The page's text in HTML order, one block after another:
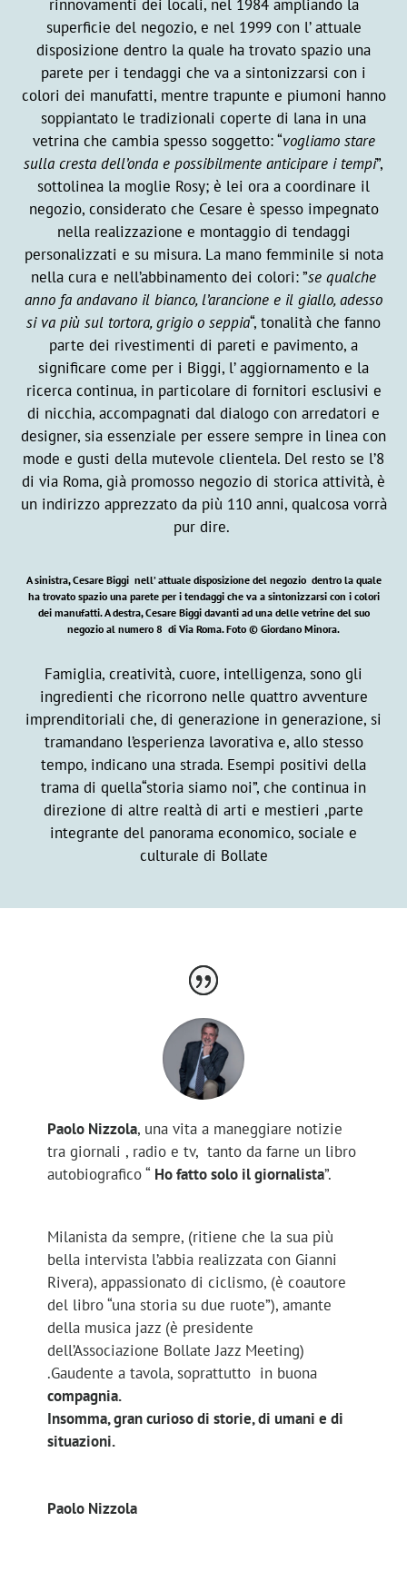
rinnovamenti dei locali, nel 1984 ampliando la
superficie del negozio, e nel 1999 con l’ attuale
disposizione dentro la quale ha trovato spazio una
parete per i tendaggi che va a sintonizzarsi con i
colori dei manufatti, mentre trapunte e piumoni hanno
soppiantato le tradizionali coperte di lana in una
vetrina che cambia spesso soggetto: “vogliamo stare
sulla cresta dell’onda e possibilmente anticipare i tempi”,
sottolinea la moglie Rosy; è lei ora a coordinare il
negozio, considerato che Cesare è spesso impegnato
nella realizzazione e montaggio di tendaggi
personalizzati e su misura. La mano femminile si nota
nella cura e nell’abbinamento dei colori: ”se qualche
anno fa andavano il bianco, l’arancione e il giallo, adesso
si va più sul tortora, grigio o seppia“, tonalità che fanno
parte dei rivestimenti di pareti e pavimento, a
significare come per i Biggi, l’ aggiornamento e la
ricerca continua, in particolare di fornitori esclusivi e
di nicchia, accompagnati dal dialogo con arredatori e
designer, sia essenziale per essere sempre in linea con
mode e gusti della mutevole clientela. Del resto se l’8
di via Roma, già promosso negozio di storica attività, è
un indirizzo apprezzato da più 110 anni, qualcosa vorrà
pur dire.
A sinistra, Cesare Biggi nell’ attuale disposizione del negozio dentro la quale
ha trovato spazio una parete per i tendaggi che va a sintonizzarsi con i colori
dei manufatti. A destra, Cesare Biggi davanti ad una delle vetrine del suo
negozio al numero 8 di Via Roma.Foto © Giordano Minora.
Famiglia, creatività, cuore, intelligenza, sono gli
ingredienti che ricorrono nelle quattro avventure
imprenditoriali che, di generazione in generazione, si
tramandano l’esperienza lavorativa e, allo stesso
tempo, indicano una strada. Esempi positivi della
trama di quella“storia siamo noi”, che continua in
direzione di altre realtà di arti e mestieri ,parte
integrante del panorama economico, sociale e
culturale di Bollate
Paolo Nizzola, una vita a maneggiare notizie
tra giornali , radio e tv, tanto da farne un libro
autobiografico “ Ho fatto solo il giornalista”.
Milanista da sempre, (ritiene che la sua più
bella intervista l’abbia realizzata con Gianni
Rivera), appassionato di ciclismo, (è coautore
del libro “una storia su due ruote”), amante
della musica jazz (è presidente
dell’Associazione Bollate Jazz Meeting)
.Gaudente a tavola, soprattutto in buona
compagnia.
Insomma, gran curioso di storie, di umani e di
situazioni.
Paolo Nizzola